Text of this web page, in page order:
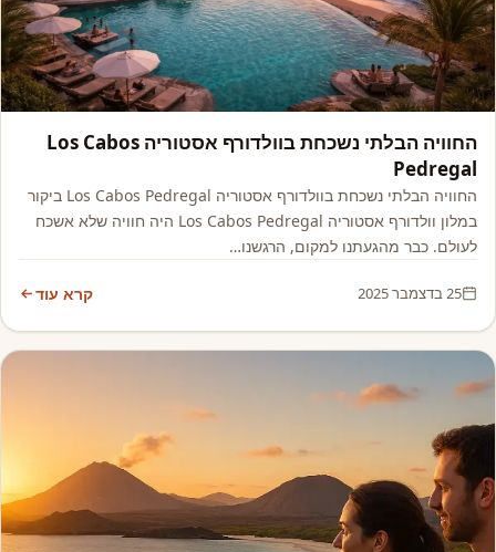
החוויה הבלתי נשכחת בוולדורף אסטוריה Los Cabos
Pedregal
החוויה הבלתי נשכחת בוולדורף אסטוריה Los Cabos Pedregal ביקור
במלון וולדורף אסטוריה Los Cabos Pedregal היה חוויה שלא אשכח
לעולם. כבר מהגעתנו למקום, הרגשנו…
25 בדצמבר 2025 קרא עוד